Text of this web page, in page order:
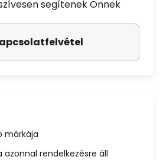
segítenek Önnek
márkája
rendelkezésre áll